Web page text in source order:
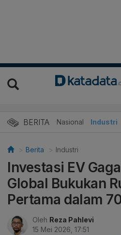
BERITA Nasional Industri
Berita Industri
Investasi EV
Global Bukukan
Pertama dalam
Oleh Reza Pahlevi
15 Mei 2026, 17:51